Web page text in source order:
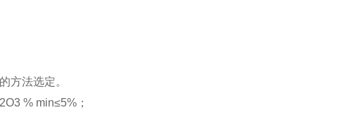
方法选定。
% min≤5%；